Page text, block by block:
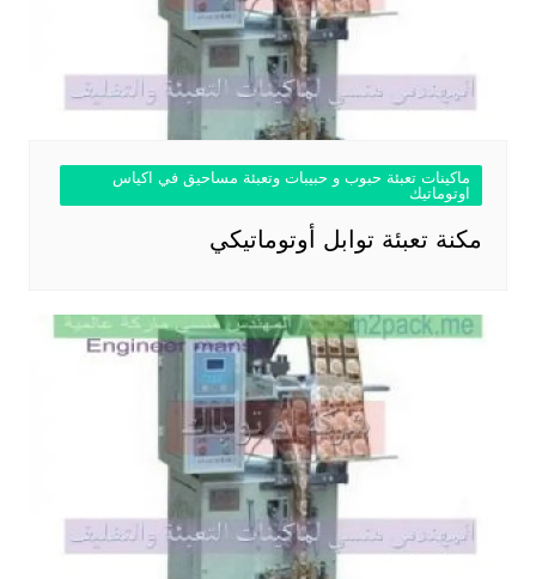
ماكينات تعبئة حبوب و حبيبات وتعبئة مساحيق في اكياس
اوتوماتيك
مكنة تعبئة توابل أوتوماتيكي